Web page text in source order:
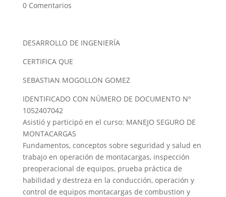
0 Comentarios
DESARROLLO DE INGENIERÍA
CERTIFICA QUE
SEBASTIAN MOGOLLON GOMEZ
IDENTIFICADO CON NÚMERO DE DOCUMENTO Nº
1052407042
Asistió y participó en el curso: MANEJO SEGURO DE
MONTACARGAS
Fundamentos, conceptos sobre seguridad y salud en
trabajo en operación de montacargas, inspección
preoperacional de equipos, prueba práctica de
habilidad y destreza en la conducción, operación y
control de equipos montacargas de combustion y